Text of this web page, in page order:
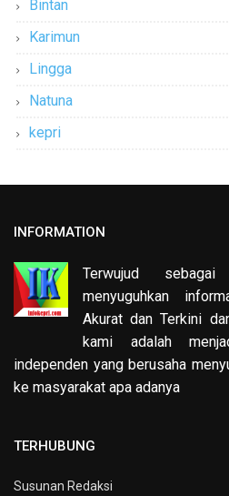
Bintan
Karimun
Lingga
Natuna
kepri
INFORMATION
Terwujud
menyuguhkan
Akurat dan Terkini
kami adalah
independen yang berusaha
ke masyarakat apa adanya
TERHUBUNG
Susunan Redaksi